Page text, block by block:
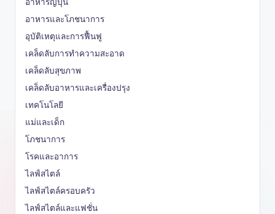
อาหารและโภชนาการ
อุบัติเหตุและการฟื้นฟู
เคล็ดลับการทำความสะอาด
เคล็ดลับสุขภาพ
เคล็ดลับอาหารและเครื่องปรุง
เทคโนโลยี
แม่และเด็ก
โภชนาการ
โรคและอาการ
ไลฟ์สไตล์
ไลฟ์สไตล์ครอบครัว
ไลฟ์สไตล์และแฟชั่น